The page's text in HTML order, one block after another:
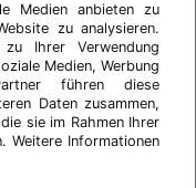
Medien anbieten zu
zu analysieren.
Ihrer Verwendung
Medien, Werbung
führen diese
Daten zusammen,
sie im Rahmen Ihrer
Weitere Informationen